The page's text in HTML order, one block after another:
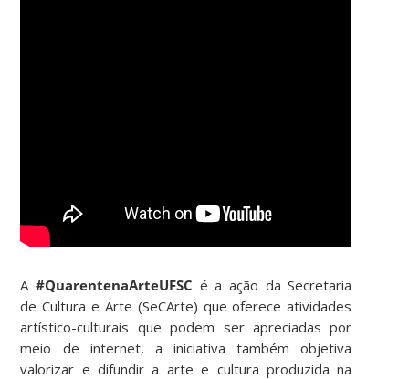
A#QuarentenaArteUFSC é a ação da Secretaria
de Cultura e Arte (SeCArte) que oferece atividades
artístico-culturais que podem ser apreciadas por
meio de internet, a iniciativa também objetiva
valorizar e difundir a arte e cultura produzida na